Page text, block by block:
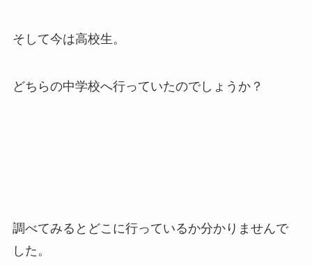
そして今は高校生。
どちらの中学校へ行っていたのでしょうか？
調べてみるとどこに行っているか分かりませんで
した。